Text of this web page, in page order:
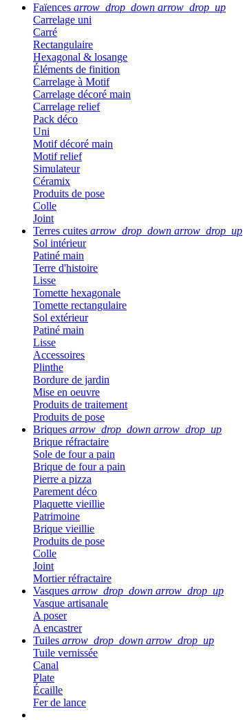
Faïences arrow_drop_down arrow_drop_up
Carrelage uni
Carré
Rectangulaire
Hexagonal & losange
Éléments de finition
Carrelage à Motif
Carrelage décoré main
Carrelage relief
Pack déco
Uni
Motif décoré main
Motif relief
Simulateur
Céramix
Produits de pose
Colle
Joint
Terres cuites arrow_drop_down arrow_drop_up
Sol intérieur
Patiné main
Terre d'histoire
Lisse
Tomette hexagonale
Tomette rectangulaire
Sol extérieur
Patiné main
Lisse
Accessoires
Plinthe
Bordure de jardin
Mise en oeuvre
Produits de traitement
Produits de pose
Briques arrow_drop_down arrow_drop_up
Brique réfractaire
Sole de four a pain
Brique de four a pain
Pierre a pizza
Parement déco
Plaquette vieillie
Patrimoine
Brique vieillie
Produits de pose
Colle
Joint
Mortier réfractaire
Vasques arrow_drop_down arrow_drop_up
Vasque artisanale
A poser
A encastrer
Tuiles arrow_drop_down arrow_drop_up
Tuile vernissée
Canal
Plate
Écaille
Fer de lance